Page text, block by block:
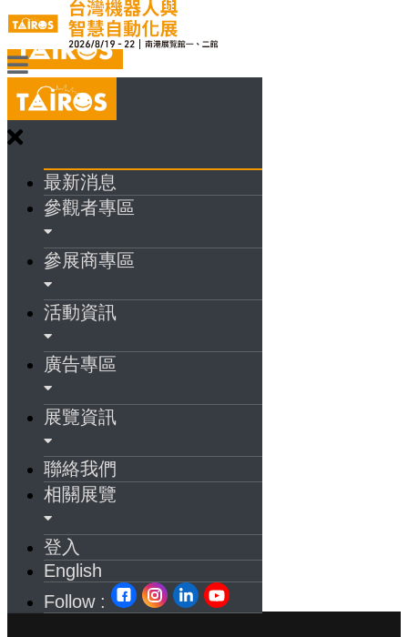
最新消息
參觀者專區
參展商專區
活動資訊
廣告專區
展覽資訊
聯絡我們
相關展覽
登入
English
Follow :